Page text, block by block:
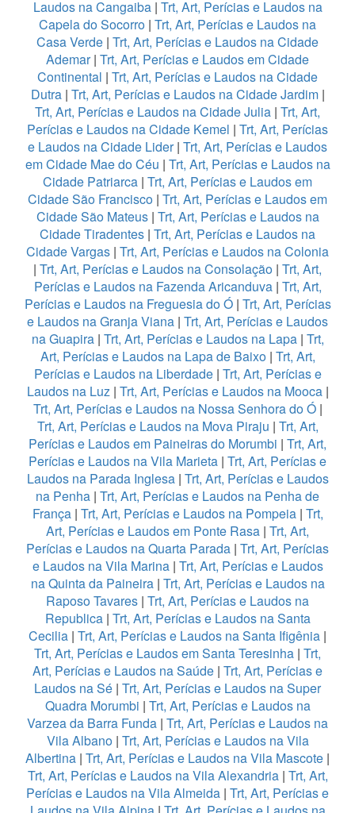
Laudos na Cangaiba| Trt, Art, Perícias e Laudos na
Capela do Socorro | Trt, Art, Perícias e Laudos na
Casa Verde | Trt, Art, Perícias e Laudos na Cidade
Ademar| Trt, Art, Perícias e Laudos em Cidade
Continental | Trt, Art, Perícias e Laudos na Cidade
Dutra | Trt, Art, Perícias e Laudos na Cidade Jardim|
Trt, Art, Perícias e Laudos na Cidade Julia | Trt, Art,
Perícias e Laudos na Cidade Kemel | Trt, Art, Perícias
e Laudos na Cidade Lider| Trt, Art, Perícias e Laudos
em Cidade Mae do Céu | Trt, Art, Perícias e Laudos na
Cidade Patriarca | Trt, Art, Perícias e Laudos em
Cidade São Francisco | Trt, Art, Perícias e Laudos em
Cidade São Mateus| Trt, Art, Perícias e Laudos na
Cidade Tiradentes | Trt, Art, Perícias e Laudos na
Cidade Vargas | Trt, Art, Perícias e Laudos na Colonia
| Trt, Art, Perícias e Laudos na Consolação | Trt, Art,
Perícias e Laudos na Fazenda Aricanduva| Trt, Art,
Perícias e Laudos na Freguesia do Ó| Trt, Art, Perícias
e Laudos na Granja Viana | Trt, Art, Perícias e Laudos
na Guapira| Trt, Art, Perícias e Laudos na Lapa| Trt,
Art, Perícias e Laudos na Lapa de Baixo | Trt, Art,
Perícias e Laudos na Liberdade | Trt, Art, Perícias e
Laudos na Luz| Trt, Art, Perícias e Laudos na Mooca|
Trt, Art, Perícias e Laudos na Nossa Senhora do Ó|
Trt, Art, Perícias e Laudos na Mova Piraju | Trt, Art,
Perícias e Laudos em Paineiras do Morumbi | Trt, Art,
Perícias e Laudos na Vila Marieta | Trt, Art, Perícias e
Laudos na Parada Inglesa | Trt, Art, Perícias e Laudos
na Penha | Trt, Art, Perícias e Laudos na Penha de
França | Trt, Art, Perícias e Laudos na Pompeia| Trt,
Art, Perícias e Laudos em Ponte Rasa | Trt, Art,
Perícias e Laudos na Quarta Parada | Trt, Art, Perícias
e Laudos na Vila Marina| Trt, Art, Perícias e Laudos
na Quinta da Paineira| Trt, Art, Perícias e Laudos na
Raposo Tavares | Trt, Art, Perícias e Laudos na
Republica| Trt, Art, Perícias e Laudos na Santa
Cecilia | Trt, Art, Perícias e Laudos na Santa Ifigênia |
Trt, Art, Perícias e Laudos em Santa Teresinha | Trt,
Art, Perícias e Laudos na Saúde | Trt, Art, Perícias e
Laudos na Sé | Trt, Art, Perícias e Laudos na Super
Quadra Morumbi | Trt, Art, Perícias e Laudos na
Varzea da Barra Funda | Trt, Art, Perícias e Laudos na
Vila Albano| Trt, Art, Perícias e Laudos na Vila
Albertina | Trt, Art, Perícias e Laudos na Vila Mascote |
Trt, Art, Perícias e Laudos na Vila Alexandria| Trt, Art,
Perícias e Laudos na Vila Almeida | Trt, Art, Perícias e